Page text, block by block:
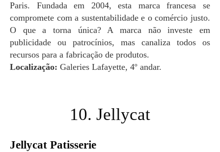
Paris. Fundada em 2004, esta marca francesa se
compromete com a sustentabilidade e o comércio justo.
O que a torna única? A marca não investe em
publicidade ou patrocínios, mas canaliza todos os
recursos para a fabricação de produtos.
Localização: Galeries Lafayette, 4º andar.
10. Jellycat
Jellycat Patisserie